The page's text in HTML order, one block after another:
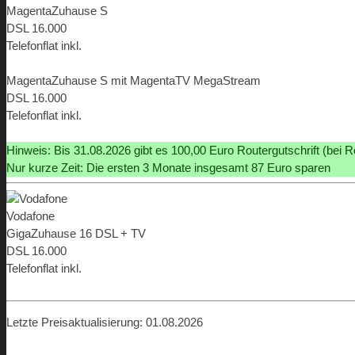
MagentaZuhause S
DSL 16.000
Telefonflat inkl.
MagentaZuhause S mit MagentaTV MegaStream
DSL 16.000
Telefonflat inkl.
Hinweis: Bis 31.08.2026 gibt es 100,00 Euro Routergutschrift (bei
Nur kurze Zeit: Die ersten 3 Monate insgesamt 87 Euro sparen
Vodafone
GigaZuhause 16 DSL + TV
DSL 16.000
Telefonflat inkl.
Letzte Preisaktualisierung: 01.08.2026